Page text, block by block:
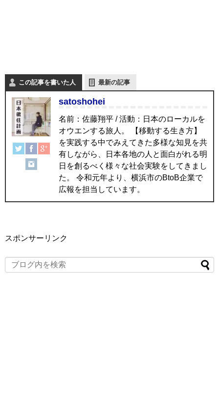
この記事を書いた人 最新の記事
satoshohei
名前：佐藤翔平 / 活動：日本のローカルを
オウエンする旅人。 【移動する生き方】
を実践する中でみえてきた多様な知見を共
有しながら、日本各地の人と面白がれる明
日を創るべく様々な社会実験をしてきまし
た。 令和元年より、横浜市のBtoB企業で
広報を担当しています。
スポンサーリンク